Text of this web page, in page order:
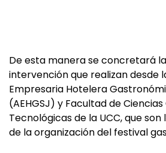
De esta manera se concretará
intervención que realizan desde
Empresaria Hotelera
(AEHGSJ) y Facultad de
Tecnológicas de la UCC, que
de la organización del festival